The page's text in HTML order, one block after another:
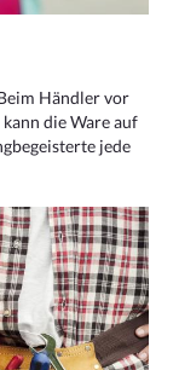
Händler vor
die Ware auf
jede